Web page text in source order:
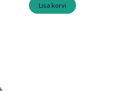
Lisa korvi